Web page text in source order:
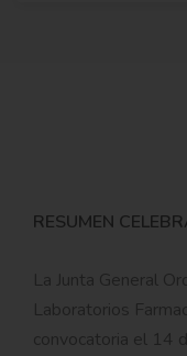
RESUMEN
La Junta General
Laboratorios
convocatoria el 14